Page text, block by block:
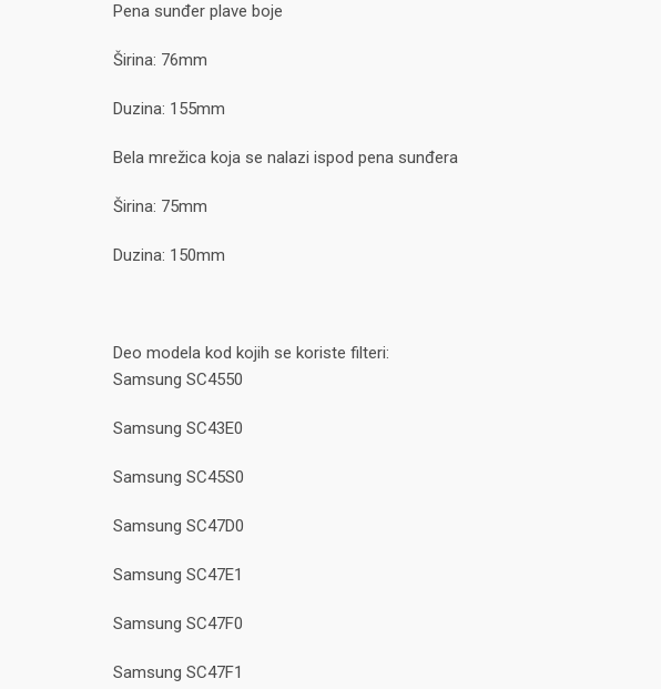
Pena sunđer plave boje
Širina: 76mm
Duzina: 155mm
Bela mrežica koja se nalazi ispod pena sunđera
Širina: 75mm
Duzina: 150mm
Deo modela kod kojih se koriste filteri:
Samsung SC4550
Samsung SC43E0
Samsung SC45S0
Samsung SC47D0
Samsung SC47E1
Samsung SC47F0
Samsung SC47F1